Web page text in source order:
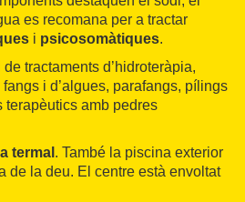
es recomana per a tractar
i psicosomàtiques.
tractaments d’hidroteràpia,
i d’algues, parafangs, pílings
terapèutics amb pedres
termal . També la piscina exterior
la deu. El centre està envoltat